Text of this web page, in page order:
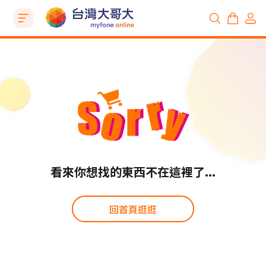
看來你想找的東西不在這裡了...
回首頁逛逛